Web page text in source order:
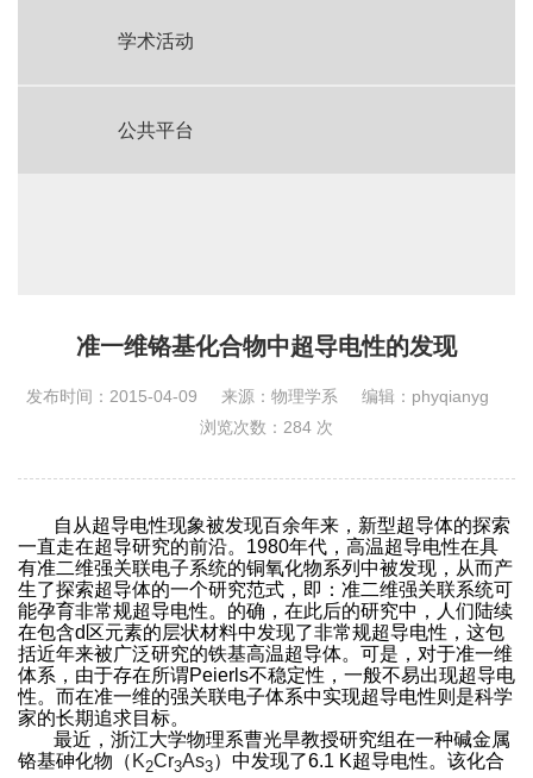
学术活动
公共平台
准一维铬基化合物中超导电性的发现
发布时间：2015-04-09 来源：物理学系
编辑：phyqianyg
浏览次数： 284 次
自从超导电性现象被发现百余年来，新型超导体的探索
一直走在超导研究的前沿。1980年代，高温超导电性在具
有准二维强关联电子系统的铜氧化物系列中被发现，从而产
生了探索超导体的一个研究范式，即：准二维强关联系统可
能孕育非常规超导电性。的确，在此后的研究中，人们陆续
在包含d 区元素的层状材料中发现了非常规超导电性，这包
括近年来被广泛研究的铁基高温超导体。可是，对于准一维
体系，由于存在所谓Peierls不稳定性，一般不易出现超导电
性。而在准一维的强关联电子体系中实现超导电性则是科学
家的长期追求目标。
最近，浙江大学物理系曹光旱教授研究组在一种碱金属
铬基砷化物（ K2Cr3As3）中发现了6.1 K超导电性。该化合